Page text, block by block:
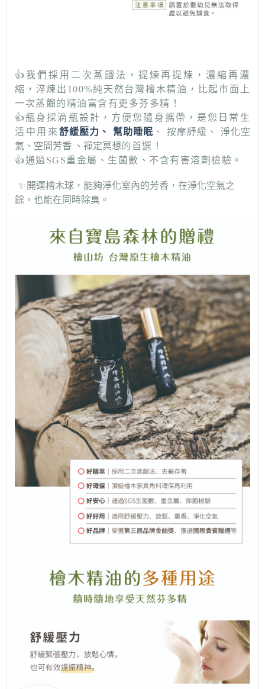
👍我們採用二次蒸餾法，提煉再提煉，濃縮再濃
縮，淬煉出100%純天然台灣檜木精油，比起市面上
一次蒸餾的精油富含有更多芬多精！
👍瓶身採滴瓶設計，方便您隨身攜帶，是您日常生
活中用來 舒緩壓力、 幫助睡眠 、 按摩紓緩 、
淨化空
氣 、 空間芳香 、 禪定冥想的首選！
👍通過SGS重金屬、生菌數、不含有害溶劑檢驗。
✨ 開運檜木球，能夠淨化室內的芳香，在淨化空氣之
餘，也能在同時除臭。